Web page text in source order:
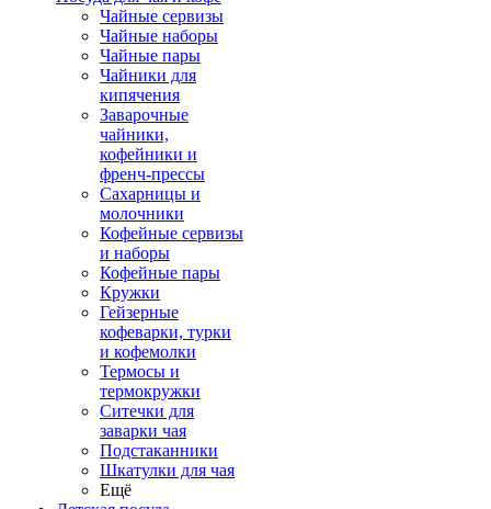
Чайные сервизы
Чайные наборы
Чайные пары
Чайники для
кипячения
Заварочные
чайники,
кофейники и
френч-прессы
Сахарницы и
молочники
Кофейные сервизы
и наборы
Кофейные пары
Кружки
Гейзерные
кофеварки, турки
и кофемолки
Термосы и
термокружки
Ситечки для
заварки чая
Подстаканники
Шкатулки для чая
Ещё